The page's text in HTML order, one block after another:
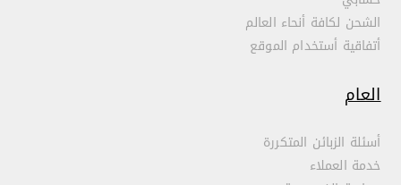
الشحن لكافة أنحاء العالم
أتفاقية أستخدام الموقع
العام
أسئلة الزبائن المتكررة
خدمة العملاء